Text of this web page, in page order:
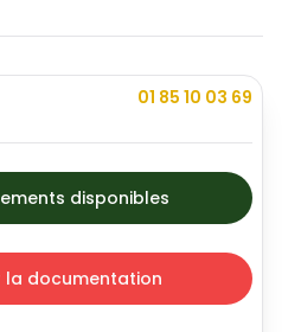
de dispositifs
première acquisition
architecture
et élégante, Oxygen
varié d'appartements
Idéal et d'un
"Oxygen" profite d'une
01 85 10 03 69
disponibles
la documentation